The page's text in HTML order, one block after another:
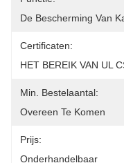
De Bescherming Van
Certificaten:
HET BEREIK VAN UL
Min. Bestelaantal:
Overeen Te Komen
Prijs:
Onderhandelbaar